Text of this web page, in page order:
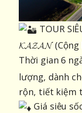
TOUR
𝓚𝓐𝓩𝓐𝓝 (Cộng
Thời gian 6
lượng, dành
rộn, tiết kiệm
Giá siêu